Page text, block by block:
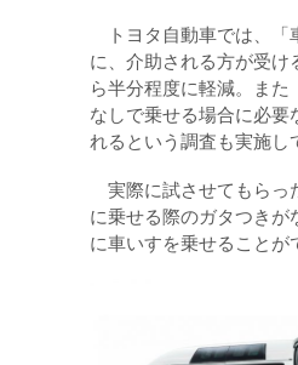
トヨタ自動車では、「
に、介助される方が受け
ら半分程度に軽減。また
なしで乗せる場合に必要
れるという調査も実施し
実際に試させてもらっ
に乗せる際のガタつきが
に車いすを乗せることが